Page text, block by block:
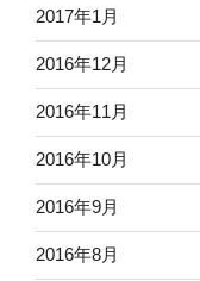
2017年1月
2016年12月
2016年11月
2016年10月
2016年9月
2016年8月